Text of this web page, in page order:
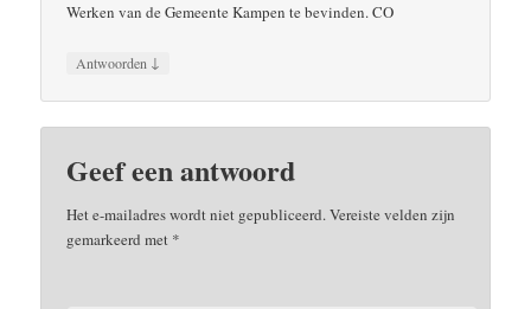
Werken van de Gemeente Kampen te bevinden. CO
Antwoorden ↓
Geef een antwoord
Het e-mailadres wordt niet gepubliceerd.Vereiste velden zijn
gemarkeerd met *